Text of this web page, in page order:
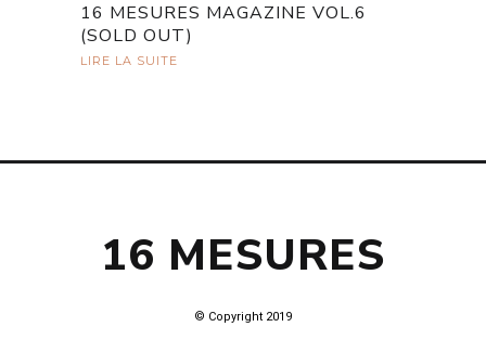
16 MESURES MAGAZINE VOL.6
(SOLD OUT)
LIRE LA SUITE
© Copyright 2019
16 MESURES